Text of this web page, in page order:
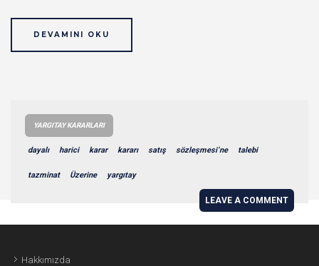
DEVAMINI OKU
YARGITAY KARARLARI
dayalı harici karar kararı satış sözleşmesi’ne talebi
tazminat Üzerine yargıtay
LEAVE A COMMENT
Hakkımızda